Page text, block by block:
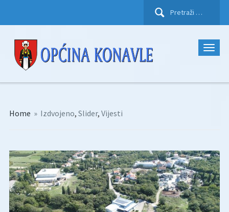
Pretraži:
Home » Izdvojeno, Slider, Vijesti